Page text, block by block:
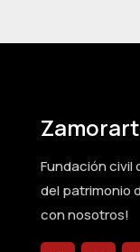
Fundación civil
del patrimonio
con nosotros!